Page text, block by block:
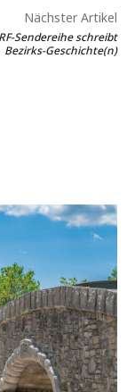
Nächster Artikel
Sendereihe schreibt
Bezirks-Geschichte(n)